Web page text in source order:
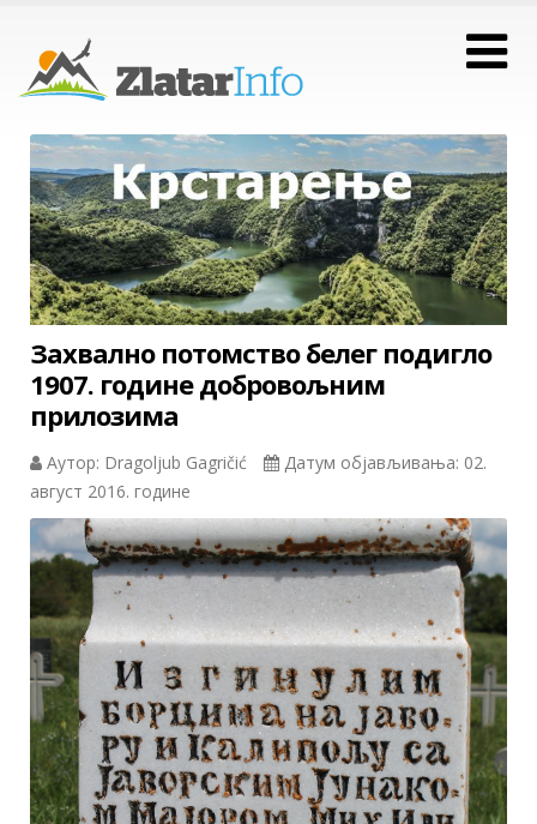
Захвално потомство белег подигло
1907. године добровољним
прилозима
Аутор: Dragoljub Gagričić
Датум објављивања: 02.
август 2016. године